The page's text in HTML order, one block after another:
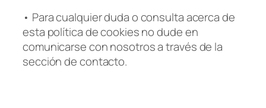
• Para cualquier duda o consulta acerca de
esta política de cookies no dude en
comunicarse con nosotros a través de la
sección de contacto.